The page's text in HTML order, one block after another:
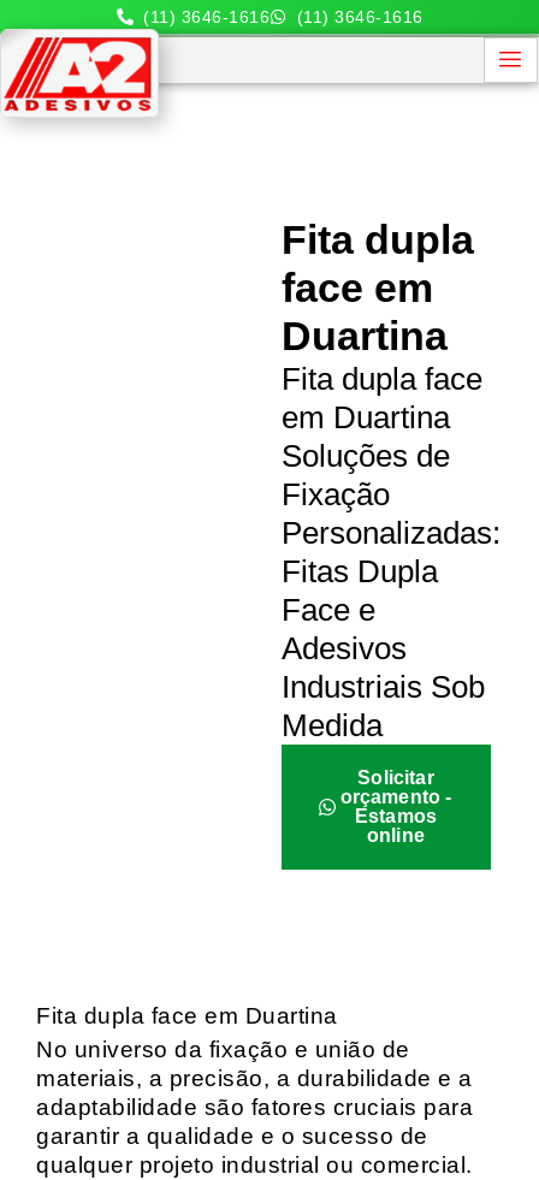
(11) 3646-1616 (11) 3646-1616
Fita dupla
face em
Duartina
Fita dupla face
em Duartina
Soluções de
Fixação
Personalizadas:
Fitas Dupla
Face e
Adesivos
Industriais Sob
Medida
Solicitar
orçamento -
Estamos
online
Fita dupla face em Duartina
No universo da fixação e união de
materiais, a precisão, a durabilidade e a
adaptabilidade são fatores cruciais para
garantir a qualidade e o sucesso de
qualquer projeto industrial ou comercial.